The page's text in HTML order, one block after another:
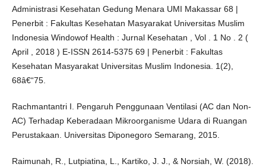
Administrasi Kesehatan Gedung Menara UMI Makassar 68 |
Penerbit : Fakultas Kesehatan Masyarakat Universitas Muslim
Indonesia Windowof Health : Jurnal Kesehatan , Vol . 1 No . 2 (
April , 2018 ) E-ISSN 2614-5375 69 | Penerbit : Fakultas
Kesehatan Masyarakat Universitas Muslim Indonesia. 1(2),
68â€“75.
Rachmantantri I. Pengaruh Penggunaan Ventilasi (AC dan Non-
AC) Terhadap Keberadaan Mikroorganisme Udara di Ruangan
Perustakaan. Universitas Diponegoro Semarang, 2015.
Raimunah, R., Lutpiatina, L., Kartiko, J. J., & Norsiah, W. (2018).